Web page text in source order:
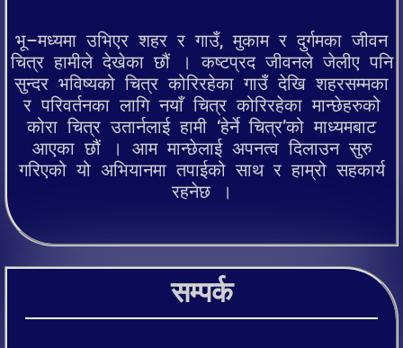
भू–मध्यमा उभिएर शहर र गाउँ, मुकाम र दुर्गमका जीवन
चित्र हामीले देखेका छौं । कष्टप्रद जीवनले जेलीए पनि
सुन्दर भविष्यको चित्र कोरिरहेका गाउँ देखि शहरसम्मका
र परिवर्तनका लागि नयाँ चित्र कोरिरहेका मान्छेहरुको
कोरा चित्र उतार्नलाई हामी ‘हेर्ने चित्र’को माध्यमबाट
आएका छौं । आम मान्छेलाई अपनत्व दिलाउन सुरु
गरिएको यो अभियानमा तपाईको साथ र हाम्रो सहकार्य
रहनेछ ।
सम्पर्क